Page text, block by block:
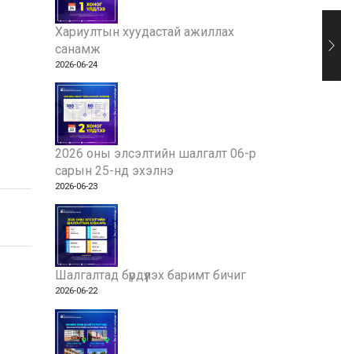
Хариултын хуудастай ажиллах
санамж
2026-06-24
2026 оны элсэлтийн шалгалт 06-р
сарын 25-нд эхэлнэ
2026-06-23
Шалгалтад бүрдүүлэх баримт бичиг
2026-06-22